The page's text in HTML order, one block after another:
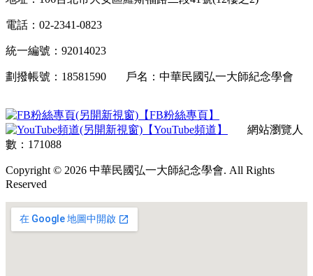
電話：02-2341-0823
統一編號：92014023
劃撥帳號：18581590 戶名：中華民國弘一大師紀念學會
【FB粉絲專頁】
【YouTube頻道】
網站瀏覽人
數：171088
Copyright © 2026 中華民國弘一大師紀念學會. All Rights
Reserved